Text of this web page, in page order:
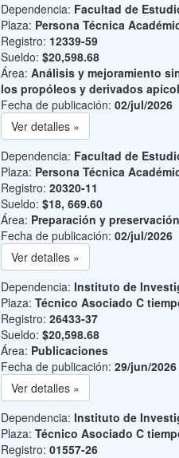
Dependencia: Facultad de
Plaza: Persona Técnica
Registro: 12339-59
Sueldo: $20,598.68
Área: Análisis y mejoramiento
los propóleos y derivados
Fecha de publicación: 02/jul/2026
Ver detalles »
Dependencia: Facultad de
Plaza: Persona Técnica
Registro: 20320-11
Sueldo: $18, 669.60
Área: Preparación y
Fecha de publicación: 02/jul/2026
Ver detalles »
Dependencia: Instituto de
Plaza: Técnico Asociado C
Registro: 26433-37
Sueldo: $20,598.68
Área: Publicaciones
Fecha de publicación: 29/jun/2026
Ver detalles »
Dependencia: Instituto de
Plaza: Técnico Asociado C
Registro: 01557-26